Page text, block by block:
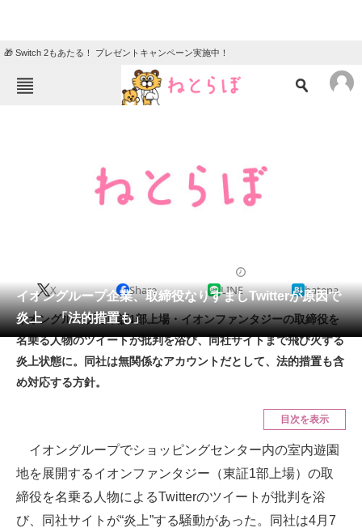
🎁 Switch 2もあたる！ プレゼントキャンペーン実施中！
クイズ
地域
会員記事
メディア
注目記事を集めた総合ページ
進化するPCとデバイスの未来
好きが集まる 比べて選べる
イオングループ企業、取締役なりすましTwitterが原因で
炎上 「法的措置も」
X Share LINE hatena
イオングループで東証1部上場・イオンファンタジーの取締役を
名乗る人物のツイートが批判を浴び、同社サイトまで飛び火する
炎上状態に。同社は無関係なアカウントだとして、法的措置も含
め対応する方針。
目次を表示
イオングループでショッピングセンター内の室内遊園
地を展開するイオンファンタジー（東証1部上場）の取
締役を名乗る人物によるTwitterのツイートが批判を浴
び、同社サイトが“炎上”する騒動があった。同社は4月7